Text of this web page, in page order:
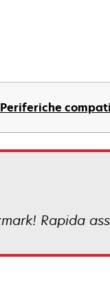
Periferiche
Rapida